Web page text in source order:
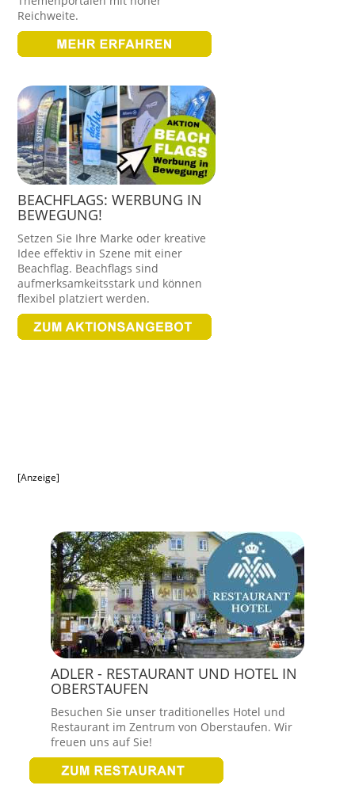
Reichweite.
BEACHFLAGS: WERBUNG IN
BEWEGUNG!
Setzen Sie Ihre Marke oder kreative
Idee effektiv in Szene mit einer
Beachflag. Beachflags sind
aufmerksamkeitsstark und können
flexibel platziert werden.
[Anzeige]
ADLER - RESTAURANT UND HOTEL IN
OBERSTAUFEN
Besuchen Sie unser traditionelles Hotel und
Restaurant im Zentrum von Oberstaufen. Wir
freuen uns auf Sie!